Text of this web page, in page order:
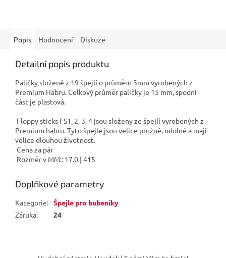
Popis Hodnocení Diskuze
Detailní popis produktu
Paličky složené z 19 špejlí o průměru 3mm vyrobených z
Premium Habru. Celkový průměr paličky je 15 mm, spodní
část je plastová.
Floppy sticks FS1, 2, 3, 4 jsou složeny ze špejlí vyrobených z
Premium habru. Tyto špejle jsou velice pružné, odolné a mají
velice dlouhou životnost.
Cena za pár
Rozměr v MM:: 17.0 | 415
Doplňkové parametry
Kategorie: Špejle pro bubeníky
Záruka: 24